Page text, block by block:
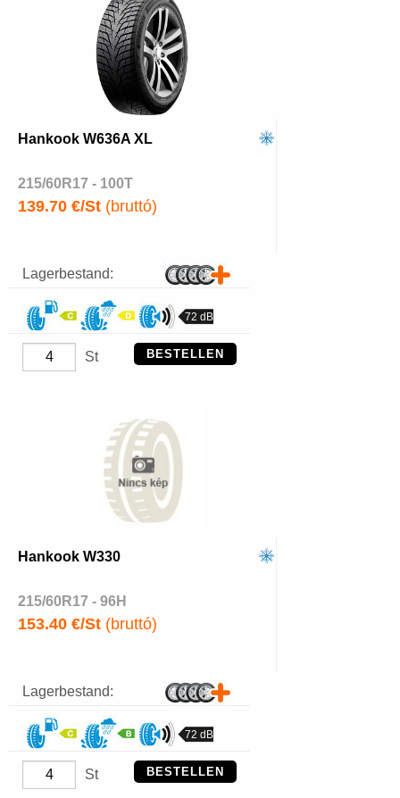
Hankook W636A XL
215/60R17 - 100T
139.70 €/St (bruttó)
Lagerbestand:
72 dB
St BESTELLEN
Hankook W330
215/60R17 - 96H
153.40 €/St (bruttó)
Lagerbestand:
72 dB
St BESTELLEN